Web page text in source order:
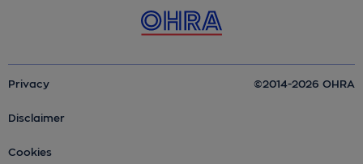
Privacy
Disclaimer
Cookies
©2014-2026 OHRA